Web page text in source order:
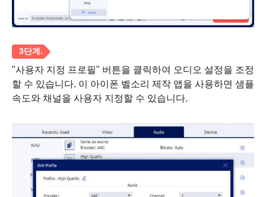
2 단계.
"사용자 지정 프로필" 버튼을 클릭하여 오디오 설정을 조정
할 수 있습니다. 이 아이폰 벨소리 제작 앱을 사용하면 샘플
속도와 채널을 사용자 지정할 수 있습니다.